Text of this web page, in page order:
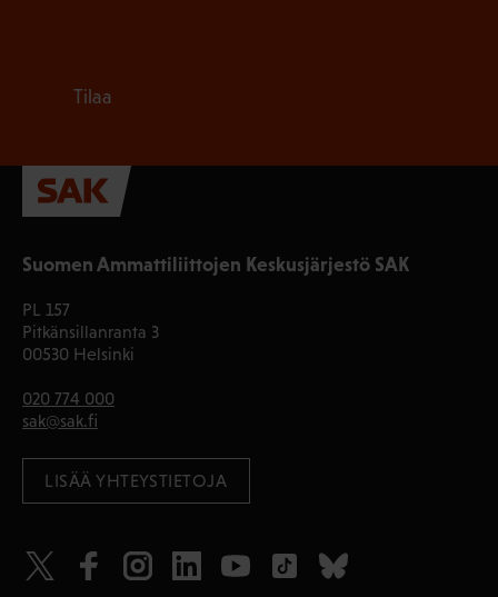
Suomen Ammattiliittojen Keskusjärjestö SAK
PL 157
Pitkänsillanranta 3
00530 Helsinki
020 774 000
sak@sak.fi
LISÄÄ YHTEYSTIETOJA
Tilaa